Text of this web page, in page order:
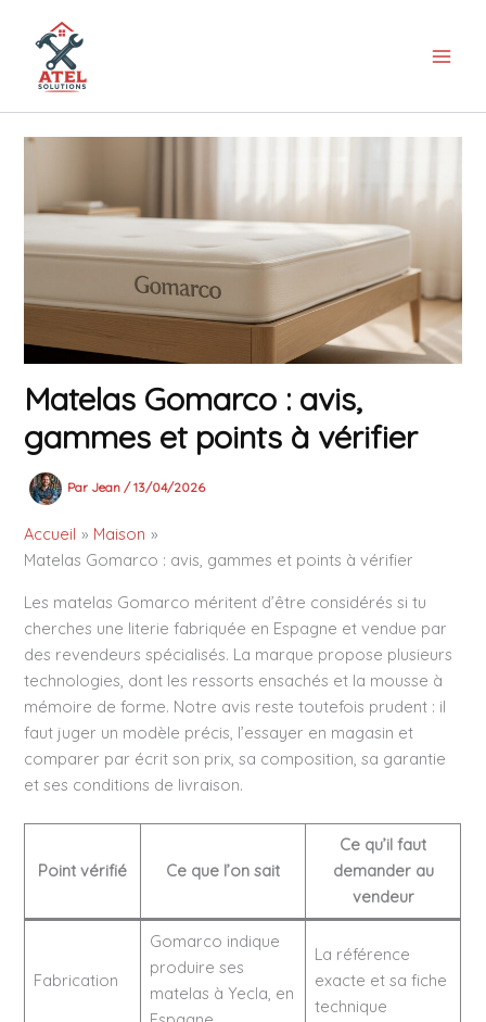
contenu
Matelas Gomarco : avis,
gammes et points à vérifier
Par Jean/13/04/2026
Accueil
Maison
Matelas Gomarco : avis, gammes et points à vérifier
Les matelas Gomarco méritent d’être considérés si tu
cherches une literie fabriquée en Espagne et vendue par
des revendeurs spécialisés. La marque propose plusieurs
technologies, dont les ressorts ensachés et la mousse à
mémoire de forme. Notre avis reste toutefois prudent : il
faut juger un modèle précis, l’essayer en magasin et
comparer par écrit son prix, sa composition, sa garantie
et ses conditions de livraison.
Point vérifié Ce que l’on sait
Ce qu’il faut
demander au
vendeur
Fabrication
Gomarco indique
produire ses
matelas à Yecla, en
La référence
exacte et sa fiche
technique